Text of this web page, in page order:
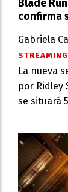
Blade
confirma
Gabriela
STREAMING
La nueva
por Ridley
se situará